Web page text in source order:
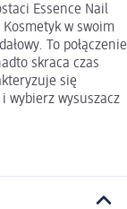
Essence Nail
w swoim
To połączenie
skraca czas
się
wybierz wysuszacz